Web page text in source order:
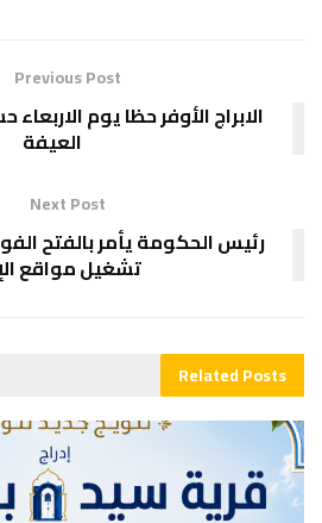
Previous Post
الابراج الأوفر حظا يوم
العيفة
Next Post
رئيس الحكومة يأمر بالفتح
تشغيل مواقع
RelatedPosts